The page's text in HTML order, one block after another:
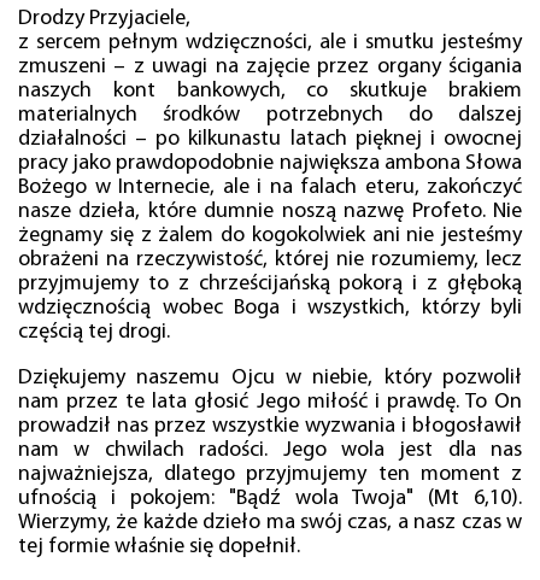
Drodzy Przyjaciele,
z sercem pełnym wdzięczności, ale i smutku jesteśmy
zmuszeni – z uwagi na zajęcie przez organy ścigania
naszych kont bankowych, co skutkuje brakiem
materialnych środków potrzebnych do dalszej
działalności – po kilkunastu latach pięknej i owocnej
pracy jako prawdopodobnie największa ambona Słowa
Bożego w Internecie, ale i na falach eteru, zakończyć
nasze dzieła, które dumnie noszą nazwę Profeto. Nie
żegnamy się z żalem do kogokolwiek ani nie jesteśmy
obrażeni na rzeczywistość, której nie rozumiemy, lecz
przyjmujemy to z chrześcijańską pokorą i z głęboką
wdzięcznością wobec Boga i wszystkich, którzy byli
częścią tej drogi.
Dziękujemy naszemu Ojcu w niebie, który pozwolił
nam przez te lata głosić Jego miłość i prawdę. To On
prowadził nas przez wszystkie wyzwania i błogosławił
nam w chwilach radości. Jego wola jest dla nas
najważniejsza, dlatego przyjmujemy ten moment z
ufnością i pokojem: "Bądź wola Twoja" (Mt 6,10).
Wierzymy, że każde dzieło ma swój czas, a nasz czas w
tej formie właśnie się dopełnił.